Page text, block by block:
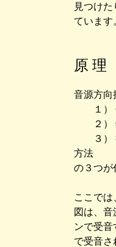
見つけ
ています
原 理
音源方向
１）
２） 鋭
３） 行
方法
の３つが
ここで
図は、
ンで受
で受音さ